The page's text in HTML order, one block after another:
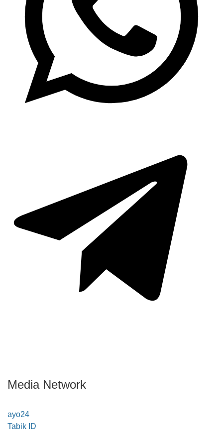
Media Network
ayo24
Tabik ID